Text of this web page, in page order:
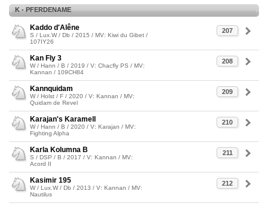
K - PFERDENAME
207
Kaddo d'Alêne
S / Lux.W / Db / 2015 / MV: Kiwi du Gibet /
107IY26
208
Kan Fly 3
W / Hann / B / 2019 / V: Chacfly PS / MV:
Kannan / 109CH84
209
Kannquidam
W / Holst / F / 2020 / V: Kannan / MV:
Quidam de Revel
210
Karajan's Karamell
W / Hann / B / 2020 / V: Karajan / MV:
Fighting Alpha
211
Karla Kolumna B
S / DSP / B / 2017 / V: Kannan / MV:
Acord II
212
Kasimir 195
W / Lux.W / Db / 2013 / V: Kannan / MV:
Nautilus